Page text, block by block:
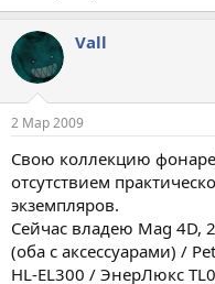
Vall
2 Мар 2009
Свою коллекцию
отсутствием
экземпляров.
Сейчас владею Mag 4D,
(оба с аксессуарами) /
HL-EL300 / ЭнерЛюкс